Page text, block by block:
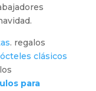
. regalos
clásicos
para